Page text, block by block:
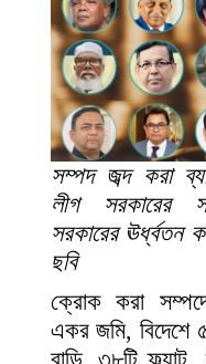
সম্পদ জব্দ করা
লীগ সরকারের
সরকারের ঊর্ধ্বতন
ছবি
ক্রোক করা
একর জমি, বিদেশে